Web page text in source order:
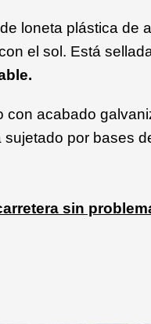
loneta plástica de
el sol. Está
con acabado
por bases
sin